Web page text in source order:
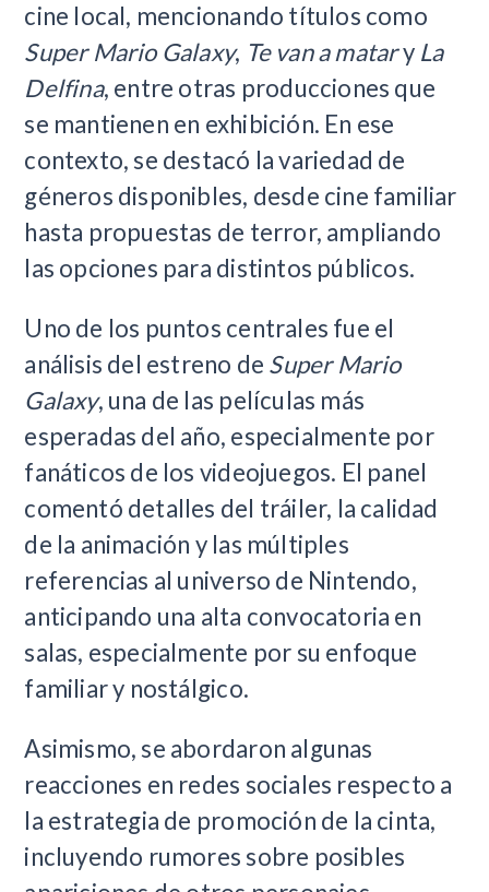
cine local, mencionando títulos como
Super Mario Galaxy, Te van a matary La
Delfina, entre otras producciones que
se mantienen en exhibición. En ese
contexto, se destacó la variedad de
géneros disponibles, desde cine familiar
hasta propuestas de terror, ampliando
las opciones para distintos públicos.
Uno de los puntos centrales fue el
análisis del estreno de Super Mario
Galaxy, una de las películas más
esperadas del año, especialmente por
fanáticos de los videojuegos. El panel
comentó detalles del tráiler, la calidad
de la animación y las múltiples
referencias al universo de Nintendo,
anticipando una alta convocatoria en
salas, especialmente por su enfoque
familiar y nostálgico.
Asimismo, se abordaron algunas
reacciones en redes sociales respecto a
la estrategia de promoción de la cinta,
incluyendo rumores sobre posibles